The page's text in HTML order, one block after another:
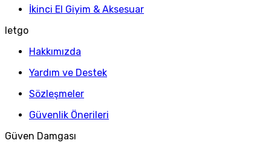
İkinci El Giyim & Aksesuar
letgo
Hakkımızda
Yardım ve Destek
Sözleşmeler
Güvenlik Önerileri
Güven Damgası